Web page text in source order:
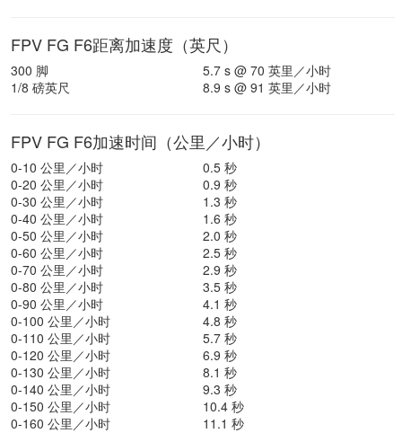
FPV FG F6距离加速度（英尺）
300 脚
5.7 s @ 70 英里／小时
1/8 磅英尺
8.9 s @ 91 英里／小时
FPV FG F6加速时间（公里／小时）
0-10 公里／小时
0.5 秒
0-20 公里／小时
0.9 秒
0-30 公里／小时
1.3 秒
0-40 公里／小时
1.6 秒
0-50 公里／小时
2.0 秒
0-60 公里／小时
2.5 秒
0-70 公里／小时
2.9 秒
0-80 公里／小时
3.5 秒
0-90 公里／小时
4.1 秒
0-100 公里／小时
4.8 秒
0-110 公里／小时
5.7 秒
0-120 公里／小时
6.9 秒
0-130 公里／小时
8.1 秒
0-140 公里／小时
9.3 秒
0-150 公里／小时
10.4 秒
0-160 公里／小时
11.1 秒